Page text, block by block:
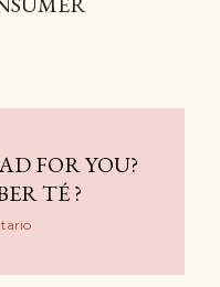
FOR YOU?
TÉ ?